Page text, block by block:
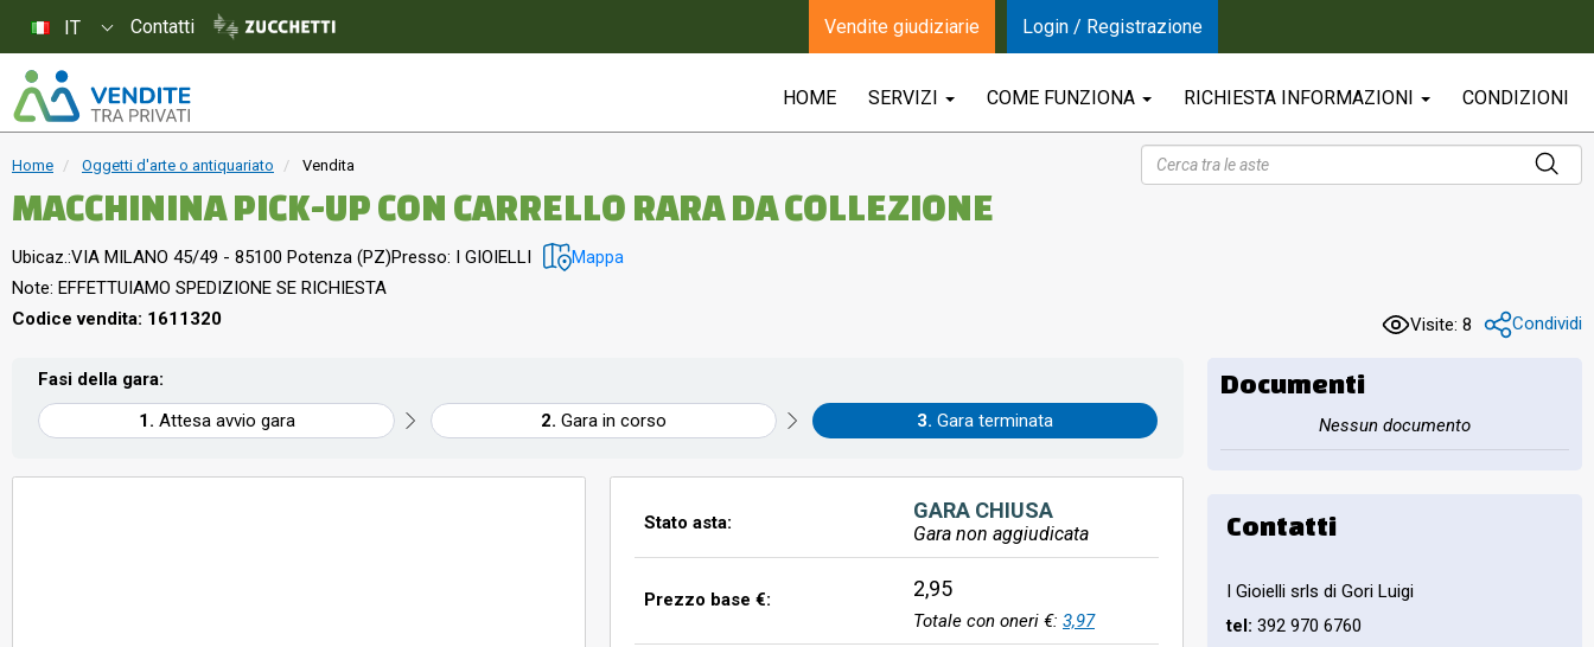
HOME SERVIZI COME FUNZIONA RICHIESTA INFORMAZIONI CONDIZIONI
Home Oggetti d'arte o antiquariato Vendita
MACCHININA PICK-UP CON CARRELLO RARA DA COLLEZIONE
Ubicaz.:VIA MILANO 45/49 - 85100 Potenza (PZ)Presso: I GIOIELLI Mappa
Note: EFFETTUIAMO SPEDIZIONE SE RICHIESTA
Codice vendita: 1611320
Visite: 8 Condividi
Fasi della gara:
Attesa avvio gara
Gara in corso Gara terminata
Stato asta: GARA CHIUSA
Gara non aggiudicata
Prezzo base €: 2,95
Totale con oneri €: 3,97
Documenti
Nessun documento
Contatti
I Gioielli srls di Gori Luigi
tel: 392 970 6760
IT Contatti Vendite giudiziarie Login / Registrazione